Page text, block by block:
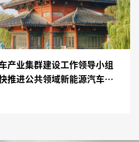
产业集群建设工作领导小组
推进公共领域新能源汽车应